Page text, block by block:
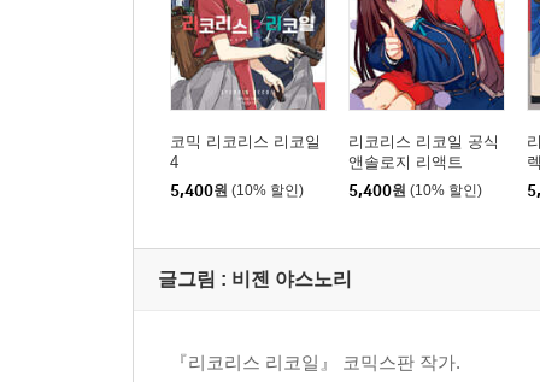
코믹 리코리스 리코일
4
5,400원 (10% 할인)
리코리스 리코일 공식
앤솔로지 리액트
5,400원 (10% 할인)
글그림 : 비젠 야스노리
『리코리스 리코일』 코믹스판 작가.